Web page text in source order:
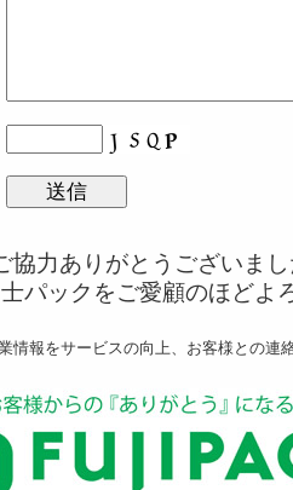
協力ありがとうございま
パックをご愛顧のほどよ
情報をサービスの向上、お客様との連